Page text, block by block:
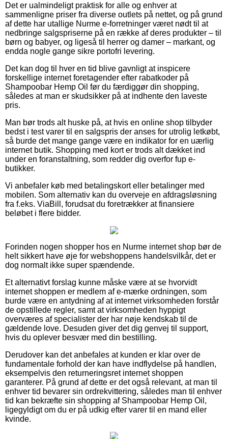
Det er ualmindeligt praktisk for alle og enhver at
sammenligne priser fra diverse outlets på nettet, og på grund
af dette har utallige Nurme e-forretninger været nødt til at
nedbringe salgspriserne på en række af deres produkter – til
børn og babyer, og ligeså til herrer og damer – markant, og
endda nogle gange sikre portofri levering.
Det kan dog til hver en tid blive gavnligt at inspicere
forskellige internet foretagender efter rabatkoder på
Shampoobar Hemp Oil før du færdiggør din shopping,
således at man er skudsikker på at indhente den laveste
pris.
Man bør trods alt huske på, at hvis en online shop tilbyder
bedst i test varer til en salgspris der anses for utrolig letkøbt,
så burde det mange gange være en indikator for en uærlig
internet butik. Shopping med kort er trods alt dækket ind
under en foranstaltning, som redder dig overfor fup e-
butikker.
Vi anbefaler køb med betalingskort eller betalinger med
mobilen. Som alternativ kan du overveje en afdragsløsning
fra f.eks. ViaBill, forudsat du foretrækker at finansiere
beløbet i flere bidder.
Forinden nogen shopper hos en Nurme internet shop bør de
helt sikkert have øje for webshoppens handelsvilkår, det er
dog normalt ikke super spændende.
Et alternativt forslag kunne måske være at se hvorvidt
internet shoppen er medlem af e-mærke ordningen, som
burde være en antydning af at internet virksomheden forstår
de opstillede regler, samt at virksomheden hyppigt
overværes af specialister der har nøje kendskab til de
gældende love. Desuden giver det dig genvej til support,
hvis du oplever besvær med din bestilling.
Derudover kan det anbefales at kunden er klar over de
fundamentale forhold der kan have indflydelse på handlen,
eksempelvis den returneringsret internet shoppen
garanterer. På grund af dette er det også relevant, at man til
enhver tid bevarer sin ordrekvittering, således man til enhver
tid kan bekræfte sin shopping af Shampoobar Hemp Oil,
ligegyldigt om du er på udkig efter varer til en mand eller
kvinde.